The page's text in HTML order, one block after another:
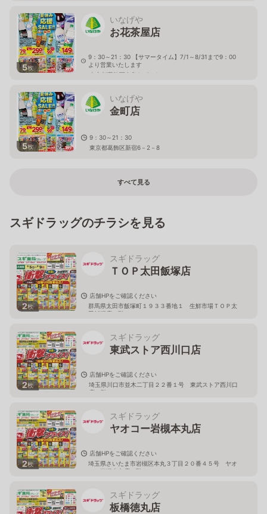
5枚
いなげや
お花茶屋店
9：30～21：30 【サマータイム】7/1～8/31まで9：00
より営業いたします
東京都葛飾区白鳥1－6－1
5枚
いなげや
金町店
9：30～21：30
東京都葛飾区新宿6－2－8
すべて見る
スギドラッグのチラシを見る
2枚
スギドラッグ
ＴＯＰ太田飯塚店
店舗HPをご確認ください
群馬県太田市飯塚町１９３３番地１ 生鮮市場ＴＯＰ太
田飯塚店１階
2枚
スギドラッグ
東武ストア西川口店
店舗HPをご確認ください
埼玉県川口市並木二丁目２２番１号 東武ストア西川口
店２階
2枚
スギドラッグ
ヤオコー岩槻本丸店
店舗HPをご確認ください
埼玉県さいたま市岩槻区本丸３丁目２０番４５号 ヤオ
コー岩槻本丸店２階
スギドラッグ
板橋徳丸店